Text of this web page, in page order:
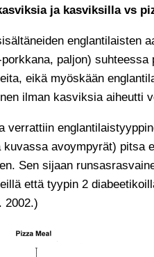
ja kasviksilla vs
englantilaisten
paljon)
eikä myöskään
ilman kasviksia
verrattiin
avoympyrät)
Sen sijaan
että tyypin 2
. 2002.)